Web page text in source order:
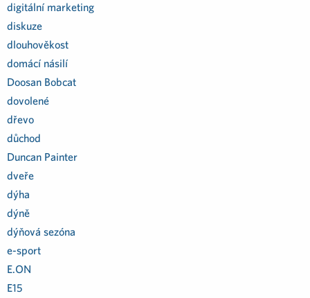
digitální marketing
diskuze
dlouhověkost
domácí násilí
Doosan Bobcat
dovolené
dřevo
důchod
Duncan Painter
dveře
dýha
dýně
dýňová sezóna
e-sport
E.ON
E15